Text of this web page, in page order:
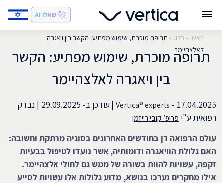
ראשי »בלוג » תרופה מוכרת, שימוש מפתיע: הקשר בין ויאגרה
לאלצהיימר
תרופה מוכרת, שימוש מפתיע: הקשר
בין ויאגרה לאלצהיימר
17.04.2025 -
Vertica® experts
| עודכן ב- 29.09.2025
| נבדק
רפואית ע"י פרופ’ קובי רייזמן
עולם הרפואה דן בחודשים האחרונים בסוגיה מרתקת וחשובה:
האם גלולת הוויאגרה ודומותיה, אשר נועדו לטיפול בבעיות
זקפה, עשויות להוות בשורה של ממש גם לחולי אלצהיימר.
אילו מחקרים נערכו בנושא, מדוע גלולות אלו עשויות לסייע